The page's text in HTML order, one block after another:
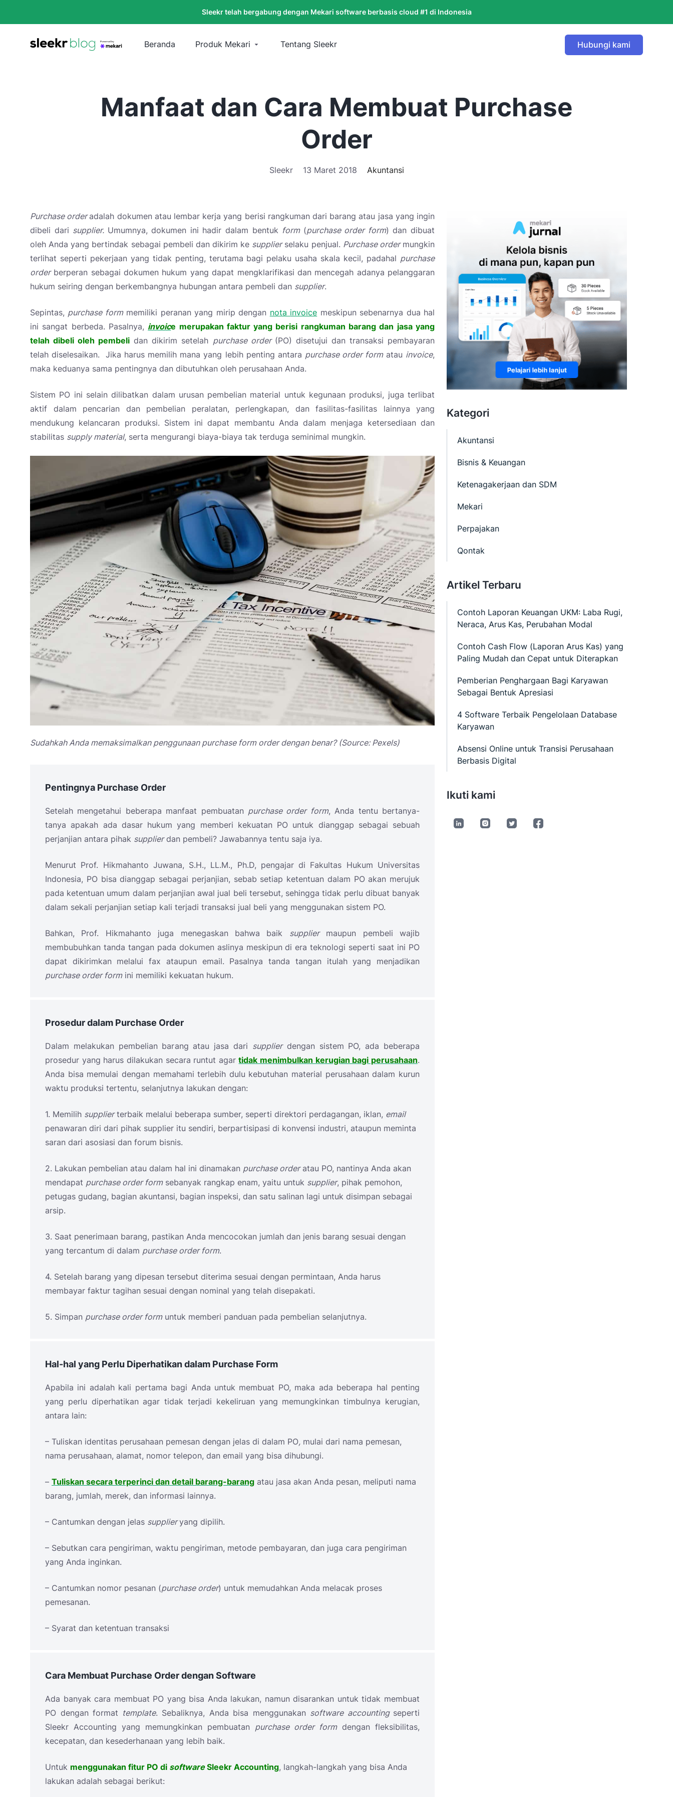
Sleekr telah bergabung dengan Mekari software berbasis cloud #1 di Indonesia
Beranda Produk Mekari Tentang Sleekr Hubungi kami
Manfaat dan Cara Membuat Purchase
Order
Sleekr 13 Maret 2018 Akuntansi
Purchase orderadalah dokumen atau lembar kerja yang berisi rangkuman dari barang atau jasa yang ingin
dibeli dari supplier. Umumnya, dokumen ini hadir dalam bentuk form (purchase order form) dan dibuat
oleh Anda yang bertindak sebagai pembeli dan dikirim ke supplierselaku penjual. Purchase ordermungkin
terlihat seperti pekerjaan yang tidak penting, terutama bagi pelaku usaha skala kecil, padahal purchase
orderberperan sebagai dokumen hukum yang dapat mengklarifikasi dan mencegah adanya pelanggaran
hukum seiring dengan berkembangnya hubungan antara pembeli dan supplier.
Sepintas, purchase formmemiliki peranan yang mirip dengan nota invoice meskipun sebenarnya dua hal
ini sangat berbeda. Pasalnya, invoice merupakan faktur yang berisi rangkuman barang dan jasa yang
telah dibeli oleh pembeli dan dikirim setelah purchase order (PO) disetujui dan transaksi pembayaran
telah diselesaikan. Jika harus memilih mana yang lebih penting antara purchase order formatau invoice,
maka keduanya sama pentingnya dan dibutuhkan oleh perusahaan Anda.
Sistem PO ini selain dilibatkan dalam urusan pembelian material untuk kegunaan produksi, juga terlibat
aktif dalam pencarian dan pembelian peralatan, perlengkapan, dan fasilitas-fasilitas lainnya yang
mendukung kelancaran produksi. Sistem ini dapat membantu Anda dalam menjaga ketersediaan dan
stabilitas supply material, serta mengurangi biaya-biaya tak terduga seminimal mungkin.
Sudahkah Anda memaksimalkan penggunaan purchase form order dengan benar? (Source: Pexels)
Pentingnya Purchase Order
Setelah mengetahui beberapa manfaat pembuatan purchase order form, Anda tentu bertanya-
tanya apakah ada dasar hukum yang memberi kekuatan PO untuk dianggap sebagai sebuah
perjanjian antara pihak supplierdan pembeli? Jawabannya tentu saja iya.
Menurut Prof. Hikmahanto Juwana, S.H., LL.M., Ph.D, pengajar di Fakultas Hukum Universitas
Indonesia, PObisa dianggap sebagai perjanjian, sebab setiap ketentuan dalam PO akan merujuk
pada ketentuan umum dalam perjanjian awal jual beli tersebut, sehingga tidak perlu dibuat banyak
dalam sekali perjanjian setiap kali terjadi transaksi jual beli yang menggunakan sistem PO.
Bahkan, Prof. Hikmahanto juga menegaskan bahwa baik suppliermaupun pembeli wajib
membubuhkan tanda tangan pada dokumen aslinya meskipun di era teknologi seperti saat ini PO
dapat dikirimkan melalui fax ataupun email. Pasalnya tanda tangan itulah yang menjadikan
purchase order formini memiliki kekuatan hukum.
Prosedur dalam Purchase Order
Dalam melakukan pembelian barang atau jasa dari supplierdengan sistem PO, ada beberapa
prosedur yang harus dilakukan secara runtut agartidak menimbulkan kerugian bagi perusahaan.
Anda bisa memulai dengan memahami terlebih dulu kebutuhan material perusahaan dalam kurun
waktu produksi tertentu, selanjutnya lakukan dengan:
1. Memilih supplierterbaik melalui beberapa sumber, seperti direktori perdagangan, iklan, email
penawaran diri dari pihak supplier itu sendiri, berpartisipasi di konvensi industri, ataupun meminta
saran dari asosiasi dan forum bisnis.
2. Lakukan pembelian atau dalam hal ini dinamakan purchase orderatau PO, nantinya Anda akan
mendapat purchase order formsebanyak rangkap enam, yaitu untuk supplier, pihak pemohon,
petugas gudang, bagian akuntansi, bagian inspeksi, dan satu salinan lagi untuk disimpan sebagai
arsip.
3. Saat penerimaan barang, pastikan Anda mencocokan jumlah dan jenis barang sesuai dengan
yang tercantum di dalam purchase order form.
4. Setelah barang yang dipesan tersebut diterima sesuai dengan permintaan, Anda harus
membayar faktur tagihan sesuai dengan nominal yang telah disepakati.
5. Simpan purchase order formuntuk memberi panduan pada pembelian selanjutnya.
Hal-hal yang Perlu Diperhatikan dalam Purchase Form
Apabila ini adalah kali pertama bagi Anda untuk membuat PO, maka ada beberapa hal penting
yang perlu diperhatikan agar tidak terjadi kekeliruan yang memungkinkan timbulnya kerugian,
antara lain:
– Tuliskan identitas perusahaan pemesan dengan jelas di dalam PO, mulai dari nama pemesan,
nama perusahaan, alamat, nomor telepon, dan email yang bisa dihubungi.
– Tuliskan secara terperinci dan detail barang-barang atau jasa akan Anda pesan, meliputi nama
barang, jumlah, merek, dan informasi lainnya.
– Cantumkan dengan jelas supplieryang dipilih.
– Sebutkan cara pengiriman, waktu pengiriman, metode pembayaran, dan juga cara pengiriman
yang Anda inginkan.
– Cantumkan nomor pesanan (purchase order) untuk memudahkan Anda melacak proses
pemesanan.
– Syarat dan ketentuan transaksi
Cara Membuat Purchase Order dengan Software
Ada banyak cara membuat PO yang bisa Anda lakukan, namun disarankan untuk tidak membuat
PO dengan format template. Sebaliknya, Anda bisa menggunakan software accounting seperti
Sleekr Accounting yang memungkinkan pembuatan purchase order formdengan fleksibilitas,
kecepatan, dan kesederhanaan yang lebih baik.
Untuk menggunakan fitur PO di softwareSleekr Accounting, langkah-langkah yang bisa Anda
lakukan adalah sebagai berikut:
Kategori
Akuntansi
Bisnis & Keuangan
Ketenagakerjaan dan SDM
Mekari
Perpajakan
Qontak
Artikel Terbaru
Contoh Laporan Keuangan UKM: Laba Rugi,
Neraca, Arus Kas, Perubahan Modal
Contoh Cash Flow (Laporan Arus Kas) yang
Paling Mudah dan Cepat untuk Diterapkan
Pemberian Penghargaan Bagi Karyawan
Sebagai Bentuk Apresiasi
4 Software Terbaik Pengelolaan Database
Karyawan
Absensi Online untuk Transisi Perusahaan
Berbasis Digital
Ikuti kami